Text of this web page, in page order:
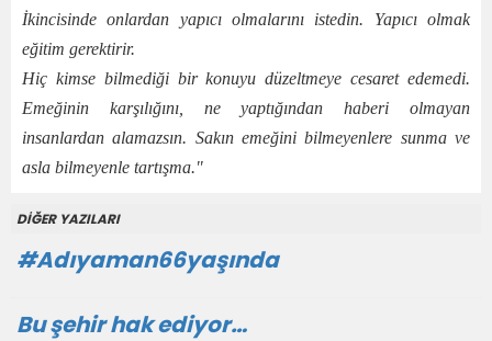
İkincisinde onlardan yapıcı olmalarını istedin. Yapıcı olmak
eğitim gerektirir.
Hiç kimse bilmediği bir konuyu düzeltmeye cesaret edemedi.
Emeğinin karşılığını, ne yaptığından haberi olmayan
insanlardan alamazsın. Sakın emeğini bilmeyenlere sunma ve
asla bilmeyenle tartışma."
DİĞER YAZILARI
#Adıyaman66yaşında
Bu şehir hak ediyor…